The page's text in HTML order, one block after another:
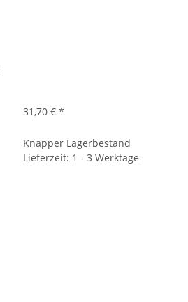
31,70 € *
Knapper Lagerbestand
Lieferzeit: 1 - 3 Werktage